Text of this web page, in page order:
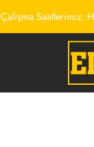
Çalışma Saatlerimiz: